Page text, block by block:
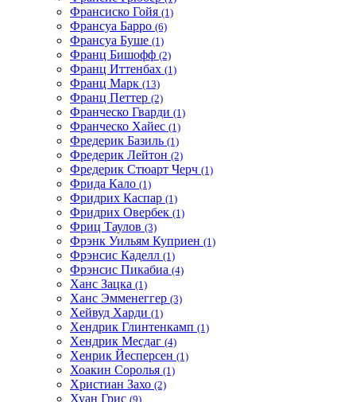
Франсиско Гойя (1)
Франсуа Барро (6)
Франсуа Буше (1)
Франц Бишофф (2)
Франц Иттенбах (1)
Франц Марк (13)
Франц Петтер (2)
Франческо Гварди (1)
Франческо Хайес (1)
Фредерик Базиль (1)
Фредерик Лейтон (2)
Фредерик Стюарт Черч (1)
Фрида Кало (1)
Фридрих Каспар (1)
Фридрих Овербек (1)
Фриц Таулов (3)
Фрэнк Уильям Куприен (1)
Фрэнсис Каделл (1)
Фрэнсис Пикабиа (4)
Ханс Зацка (1)
Ханс Эмменеггер (3)
Хейвуд Харди (1)
Хендрик Глинтенкамп (1)
Хендрик Месдаг (4)
Хенрик Йесперсен (1)
Хоакин Соролья (1)
Христиан Захо (2)
Хуан Грис (9)